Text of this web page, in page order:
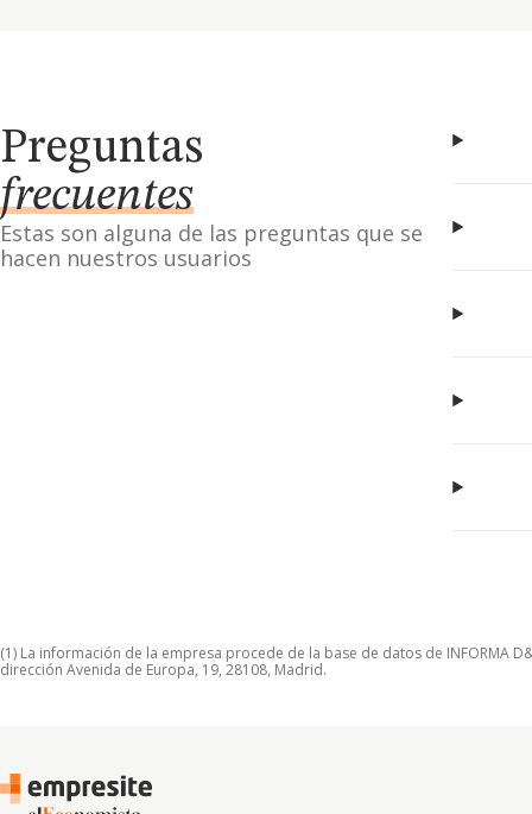
Preguntas
frecuentes
Estas son alguna de las preguntas que se
hacen nuestros usuarios
(1) La información de la empresa procede de la base de datos de INFORMA
dirección Avenida de Europa, 19, 28108, Madrid.